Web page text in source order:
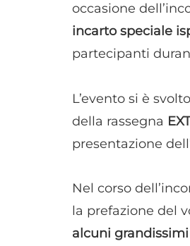
occasione
incarto speciale
partecipanti
L’evento si è
della rassegna
presentazione
Nel corso
la prefazione del
alcuni